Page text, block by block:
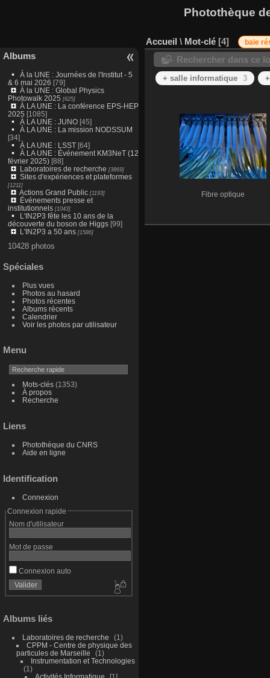
Photothèque
Albums
À la UNE : Journées de l'Institut - 5
& 6 mai 2026 [79]
À la UNE : Global Physics
Photowalk 2025 [625]
À LA UNE : La conférence EPS-HEP
2025 [1085]
À LA UNE : JUNO [45]
À LA UNE : La mission NODSSUM
[34]
À LA UNE : LSST[64]
À LA UNE : Événement KM3NeT (12
février 2025)[88]
Laboratoires de recherche [3869]
Sites d'expériences et plateformes
[1211]
Actions Grand Public[1193]
Événements presse et
institutionnels[1043]
L'IN2P3 fête les 10 ans de la
découverte du boson de Higgs[99]
L'IN2P3 a 50 ans[1586]
10428 photos
Spéciales
Plus vues
Photos au hasard
Photos récentes
Albums récents
Calendrier
Voir les photos par utilisateur
Menu
Mots-clés(1353)
À propos
Recherche
Liens
Photothèque du CNRS
Aide en ligne
Identification
Connexion
Connexion rapide
Nom d'utilisateur
Mot de passe
Connexion auto
Albums liés
Laboratoires de recherche
1
CPPM - Centre de physique des
particules de Marseille
1
Instrumentation et Technologies
1
Activités Informatique
1
Accueil \ Mot-clé 4 baie
Rechercher dans ce
+ salle informatique 3
Fibre optique